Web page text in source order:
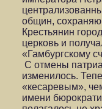
общин,
Крестьянин
церковь и
«Гамбургскому
С отмены
изменилось.
«кесаревым»,
имени